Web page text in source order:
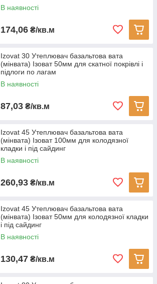
В наявності
174,06 ₴/кв.м
Izovat 30 Утеплювач базальтова вата
(мінвата) Ізоват 50мм для скатної покрівлі і
підлоги по лагам
В наявності
87,03 ₴/кв.м
Izovat 45 Утеплювач базальтова вата
(мінвата) Ізоват 100мм для колодязної
кладки і під сайдинг
В наявності
260,93 ₴/кв.м
Izovat 45 Утеплювач базальтова вата
(мінвата) Ізоват 50мм для колодязної кладки
і під сайдинг
В наявності
130,47 ₴/кв.м